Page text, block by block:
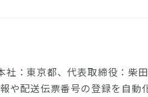
社：東京都、代表取締役：
や配送伝票番号の登録を自